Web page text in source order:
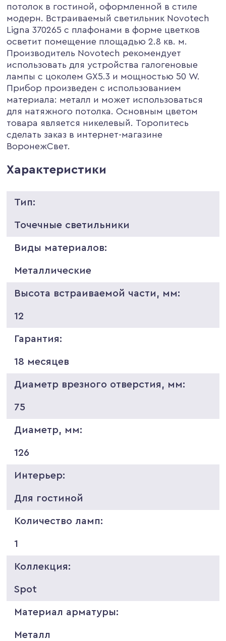
потолок в гостиной, оформленной в стиле
модерн. Встраиваемый светильник Novotech
Ligna 370265 с плафонами в форме цветков
осветит помещение площадью 2.8 кв. м.
Производитель Novotech рекомендует
использовать для устройства галогеновые
лампы с цоколем GX5.3 и мощностью 50 W.
Прибор произведен с использованием
материала: металл и может использоваться
для натяжного потолка. Основным цветом
товара является никелевый. Торопитесь
сделать заказ в интернет-магазине
ВоронежСвет.
Характеристики
Тип:
Точечные светильники
Виды материалов:
Металлические
Высота встраиваемой части, мм:
12
Гарантия:
18 месяцев
Диаметр врезного отверстия, мм:
75
Диаметр, мм:
126
Интерьер:
Для гостиной
Количество ламп:
1
Коллекция:
Spot
Материал арматуры:
Металл